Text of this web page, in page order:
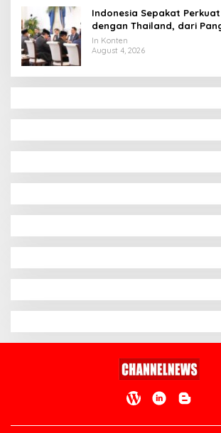
Indonesia Sepakat
dengan Thailand, dari
Ekonomi Digital
In Konten
August 4, 2026